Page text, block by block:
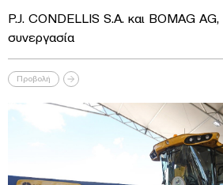
P.J. CONDELLIS S.A. και BOMAG
συνεργασία
Προβολή